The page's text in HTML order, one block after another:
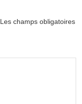
Les champs obligatoires